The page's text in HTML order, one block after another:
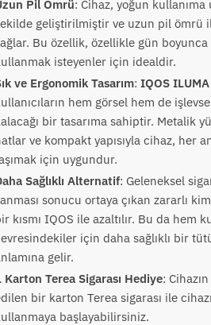
Pil Ömrü: Cihaz, yoğun
geliştirilmiştir ve uzun pil ömrü
Bu özellik, özellikle gün
isteyenler için idealdir.
ve Ergonomik Tasarım: IQOS
hem görsel hem de
bir tasarıma sahiptir. Metalik
ve kompakt yapısıyla cihaz, her
için uygundur.
Sağlıklı Alternatif: Geleneksel
sonucu ortaya çıkan zararlı
kısmı IQOS ile azaltılır. Bu da hem
için daha sağlıklı bir
gelir.
Karton Terea Sigarası Hediye:
bir karton Terea sigarası ile
başlayabilirsiniz.